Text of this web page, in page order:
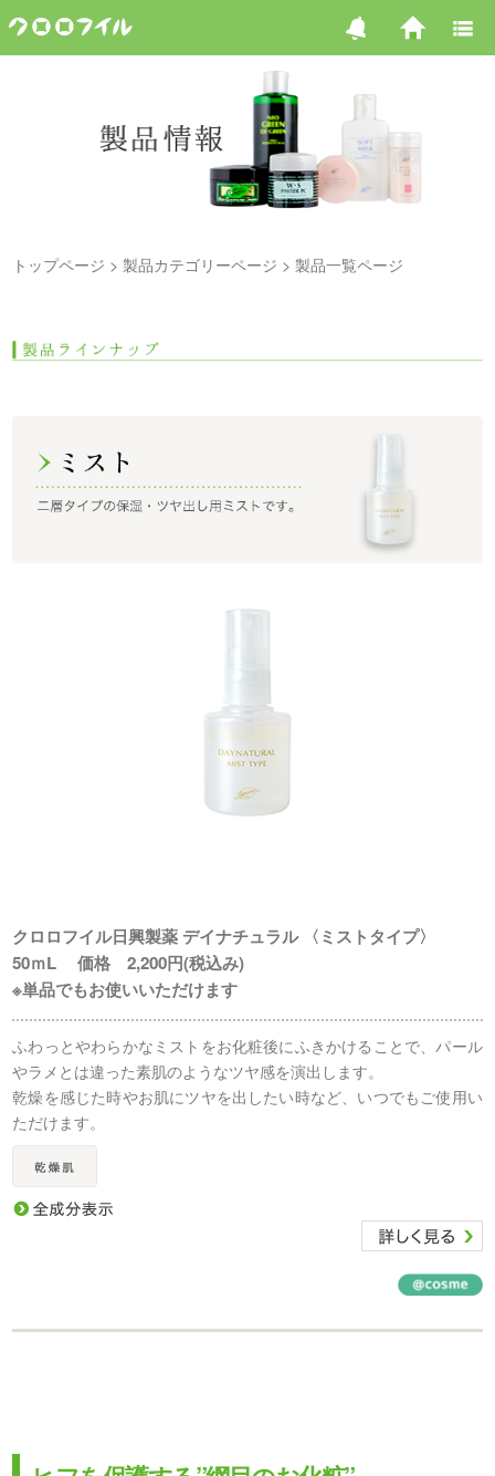
トップページ 製品カテゴリーページ 製品一覧ページ
クロロフイル日興製薬 デイナチュラル 〈ミストタイプ〉
50ｍL 価格 2,200円(税込み)
※単品でもお使いいただけます
ふわっとやわらかなミストをお化粧後にふきかけることで、パール
やラメとは違った素肌のようなツヤ感を演出します。
乾燥を感じた時やお肌にツヤを出したい時など、いつでもご使用い
ただけます。